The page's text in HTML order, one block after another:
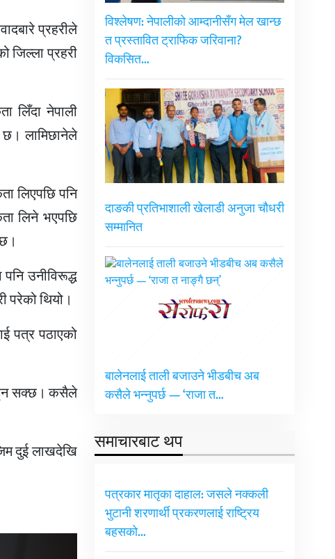
प्रहरीले
जिल्ला प्रहरी
लिँदा नेपाली
छ। लामिछानेले
लिएपछि पनि
लिने भएपछि
उनीविरूद्ध
परेको थियो।
पत्र पठाएको
हुन सक्छ। कसैले
दुई लाखदेखि
विश्लेषण: नेपालीको आम्दानीसँग मेल खान्छ
त प्रस्तावित ट्राफिक जरिवाना?
विकसित…
दाङकी प्रतिभाशाली खेलाडी अनुजा चौधरी
सम्मानित
बालेनलाई ताली बजाउने भीडबीच अब
कसैले भन्नुपर्छ — ‘राजा त…
समाचारबाट थप
पत्रकार मातृका दाहाल: जसले नक्कली
भुटानी शरणार्थी प्रकरणलाई राष्ट्रिय
बहसको…